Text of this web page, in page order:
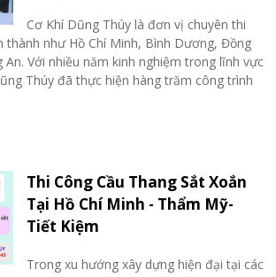
Cơ Khí Dũng Thúy là đơn vị chuyên thi
thành như Hồ Chí Minh, Bình Dương, Đồng
An. Với nhiều năm kinh nghiệm trong lĩnh vực
Thúy đã thực hiện hàng trăm công trình
Thi Công Cầu Thang Sắt Xoắn
Tại Hồ Chí Minh - Thẩm Mỹ-
Tiết Kiệm
Trong xu hướng xây dựng hiện đại tại các